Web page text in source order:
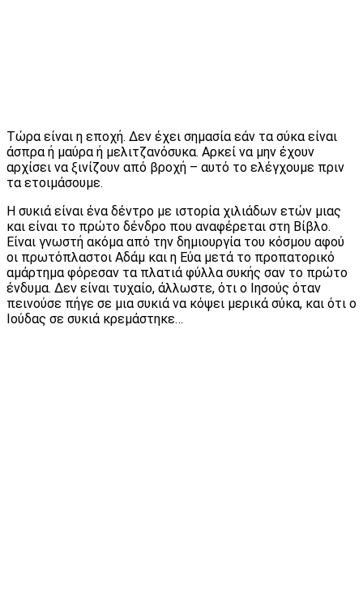
Τώρα είναι η εποχή. Δεν έχει σημασία εάν τα σύκα είναι
άσπρα ή μαύρα ή μελιτζανόσυκα. Αρκεί να μην έχουν
αρχίσει να ξινίζουν από βροχή – αυτό το ελέγχουμε πριν
τα ετοιμάσουμε.
Η συκιά είναι ένα δέντρο με ιστορία χιλιάδων ετών μιας
και είναι το πρώτο δένδρο που αναφέρεται στη Βί­βλο.
Είναι γνωστή ακόμα από την δημιουργία του κόσμου αφού
οι πρωτόπλαστοι Αδάμ και η Εύα μετά το προπατορικό
αμάρτημα φόρεσαν τα πλατιά φύλλα συκής σαν το πρώτο
ένδυμα. Δεν είναι τυχαίο, άλλωστε, ότι ο Ιησούς όταν
πεινούσε πήγε σε μια συκιά να κόψει μερικά σύκα, και ότι ο
Ιούδας σε συκιά κρεμάστηκε…